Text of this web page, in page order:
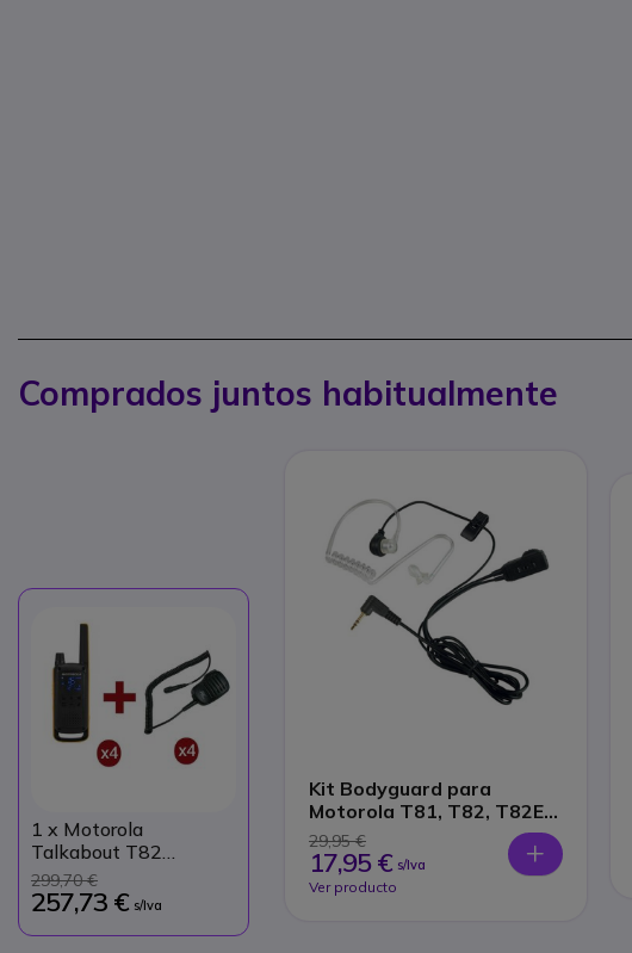
Comprados juntos habitualmente
1 x Motorola
Talkabout T82
Extreme x 4 +
Micrófonos de solapa x
299,70 €
257,73 € s/Iva
Kit Bodyguard para
Motorola T81, T82, T82EX,
T92
29,95 €
17,95 € s/Iva
Ver producto